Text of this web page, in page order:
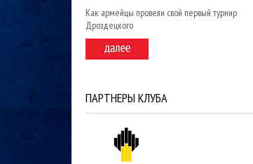
Как армейцы провели свой первый турнир
Дроздецкого
ПАРТНЕРЫ КЛУБА